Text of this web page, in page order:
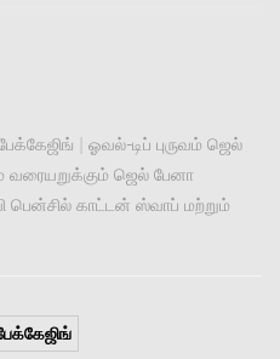
ஓவல்-டிப் புருவம் ஜெல்
வரையறுக்கும் ஜெல் பேனா
பென்சில் காட்டன் ஸ்வாப் மற்றும்